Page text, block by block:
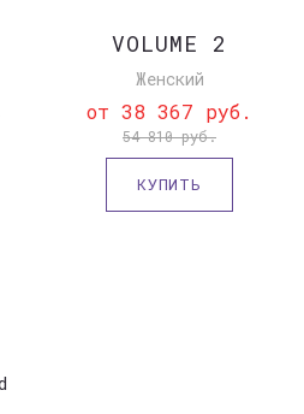
VOLUME 2
Женский
от 38 367 руб.
54 810 руб.
КУПИТЬ